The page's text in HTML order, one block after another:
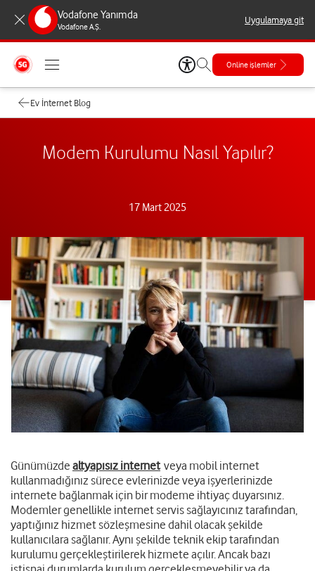
Vodafone Yanımda
Vodafone A.Ş.
Uygulamaya git
Online işlemler
Ev İnternet Blog
Modem Kurulumu Nasıl Yapılır?
17 Mart 2025
Günümüzde altyapısız internet veya mobil internet
kullanmadığınız sürece evlerinizde veya işyerlerinizde
internete bağlanmak için bir modeme ihtiyaç duyarsınız.
Modemler genellikle internet servis sağlayıcınız tarafından,
yaptığınız hizmet sözleşmesine dahil olacak şekilde
kullanıcılara sağlanır. Aynı şekilde teknik ekip tarafından
kurulumu gerçekleştirilerek hizmete açılır. Ancak bazı